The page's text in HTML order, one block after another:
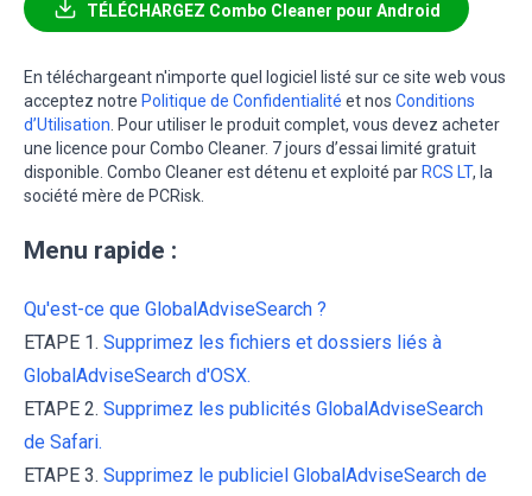
TÉLÉCHARGEZ Combo Cleaner pour Android
En téléchargeant n'importe quel logiciel listé sur ce site web vous
acceptez notre Politique de Confidentialité et nos Conditions
d’Utilisation. Pour utiliser le produit complet, vous devez acheter
une licence pour Combo Cleaner. 7 jours d’essai limité gratuit
disponible. Combo Cleaner est détenu et exploité par RCS LT, la
société mère de PCRisk.
Menu rapide :
Qu'est-ce que GlobalAdviseSearch ?
ETAPE 1. Supprimez les fichiers et dossiers liés à
GlobalAdviseSearch d'OSX.
ETAPE 2. Supprimez les publicités GlobalAdviseSearch
de Safari.
ETAPE 3. Supprimez le publiciel GlobalAdviseSearch de